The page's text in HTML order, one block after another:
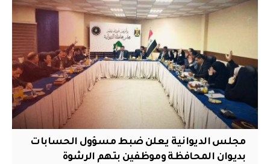
مجلس الديوانية يعلن ضبط مسؤول الحسابات
بديوان المحافظة وموظفين بتهم الرشوة